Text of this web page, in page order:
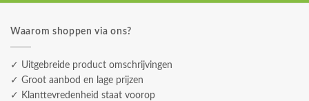
Waarom shoppen via ons?
✓ Uitgebreide product omschrijvingen
✓ Groot aanbod en lage prijzen
✓ Klanttevredenheid staat voorop